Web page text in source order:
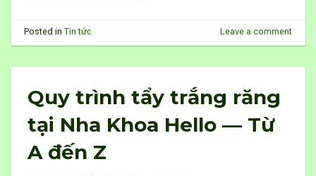
Posted inTin tức Leave a comment
Quy trình tẩy trắng răng
tại Nha Khoa Hello — Từ
A đến Z